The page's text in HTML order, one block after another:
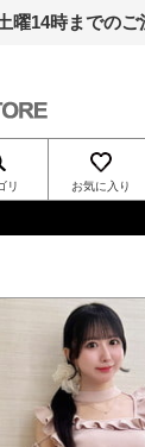
曜14時までのご
ン
リ お気に入り